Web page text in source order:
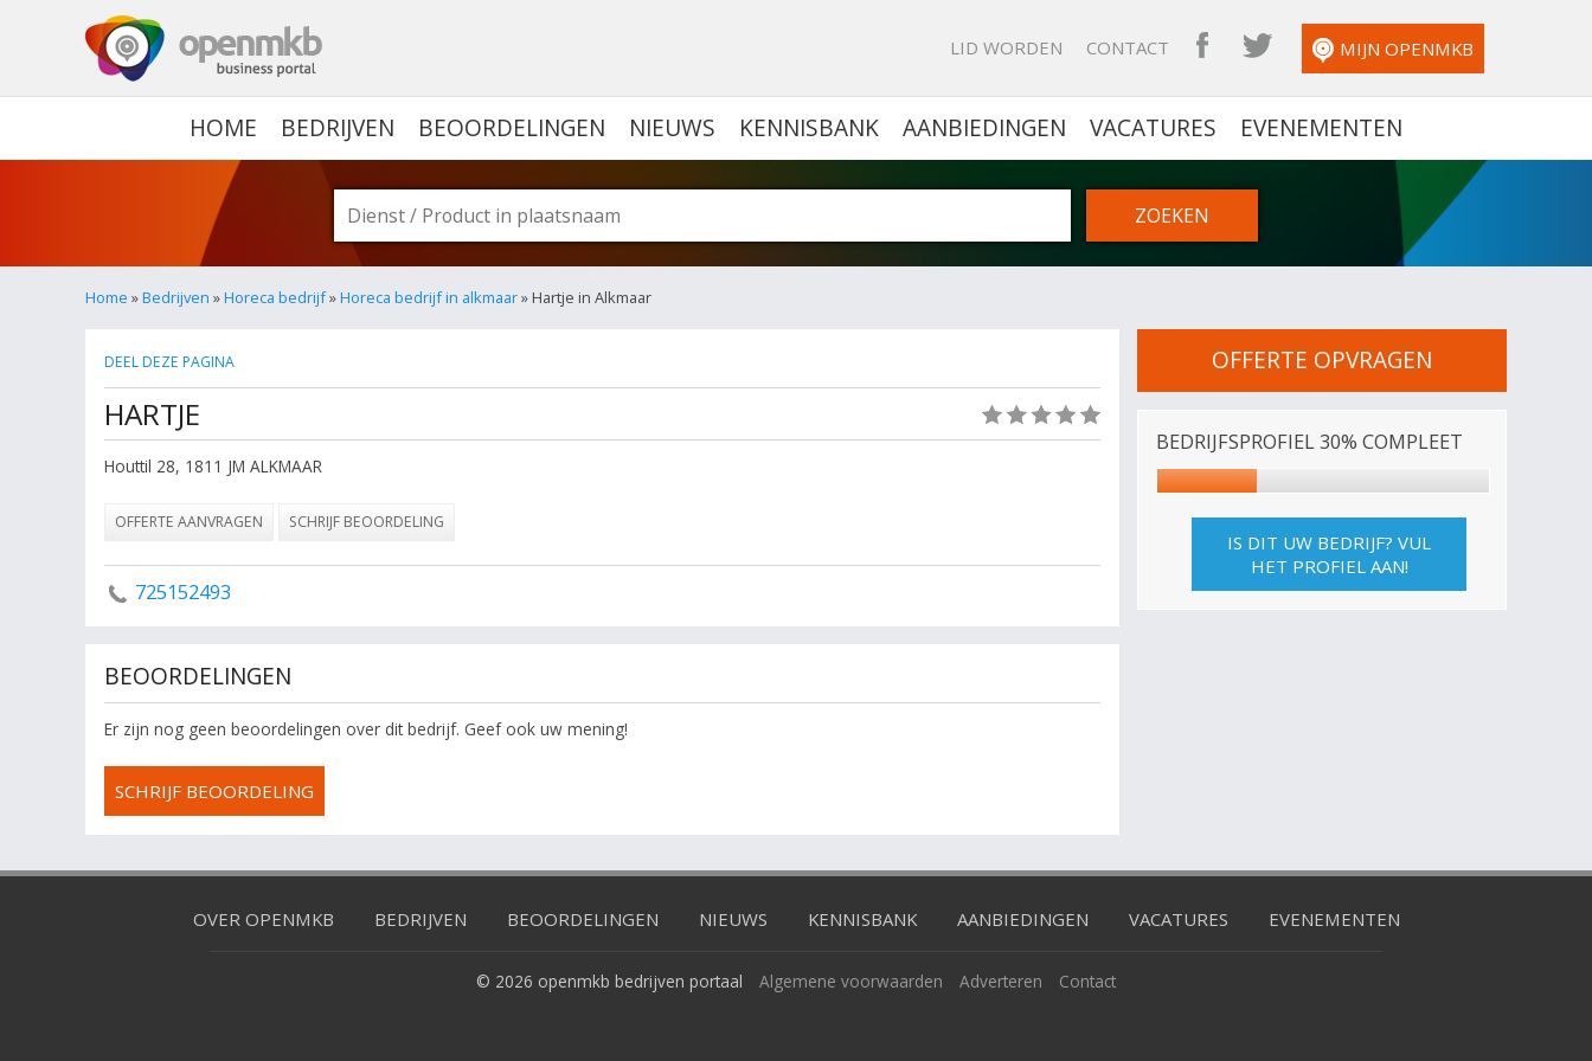
LID WORDEN CONTACT OPENMKB FACEBOOK
OPENMKB TWITTER
MIJN OPENMKB
HOME BEDRIJVEN BEOORDELINGEN NIEUWS KENNISBANK AANBIEDINGEN VACATURES EVENEMENTEN
Home »Bedrijven »Horeca bedrijf»Horeca bedrijf in alkmaar» Hartje in Alkmaar
DEEL DEZE PAGINA
HARTJE
Houttil 28, 1811 JM ALKMAAR
OFFERTE AANVRAGEN SCHRIJF BEOORDELING
725152493
BEOORDELINGEN
Er zijn nog geen beoordelingen over dit bedrijf. Geef ook uw mening!
SCHRIJF BEOORDELING
OFFERTE OPVRAGEN
BEDRIJFSPROFIEL 30% COMPLEET
IS DIT UW BEDRIJF? VUL
HET PROFIEL AAN!
OVER OPENMKB BEDRIJVEN BEOORDELINGEN NIEUWS KENNISBANK AANBIEDINGEN VACATURES EVENEMENTEN
© 2026 openmkb bedrijven portaal Algemene voorwaarden Adverteren Contact